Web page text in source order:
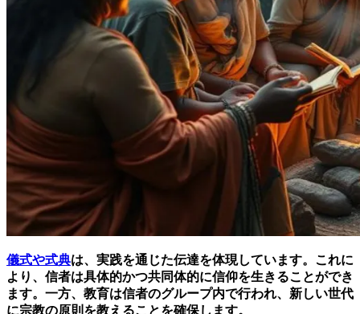
儀式や式典は、実践を通じた伝達を体現しています。これに
より、信者は具体的かつ共同体的に信仰を生きることができ
ます。一方、教育は信者のグループ内で行われ、新しい世代
に宗教の原則を教えることを確保します。